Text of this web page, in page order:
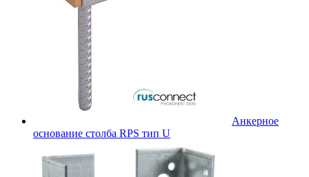
Анкерное
основание столба RPS тип U